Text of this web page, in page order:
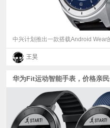
中兴计划推出一款搭载Android Wear
王昊
华为Fit运动智能手表，价格亲